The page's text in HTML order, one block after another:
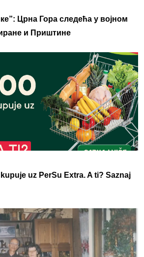
Црна Гора следећа у војном
и Приштине
uz PerSu Extra. A ti? Saznaj